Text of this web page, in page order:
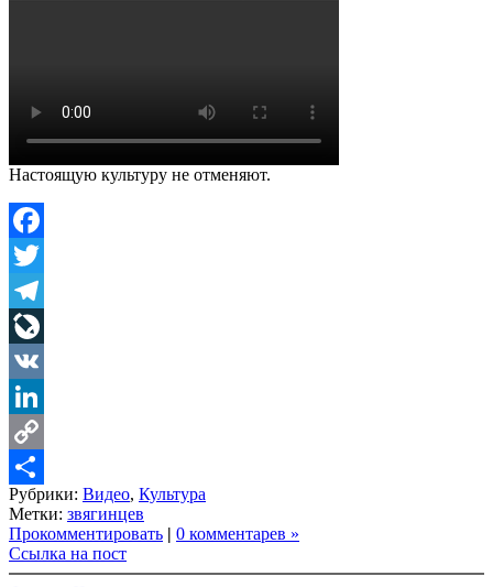
Настоящую культуру не отменяют.
Facebook
Twitter
Telegram
LiveJournal
VK
LinkedIn
Copy
Link
Share
Рубрики: Видео, Культура
Метки: звягинцев
Прокомментировать | 0 комментарев »
Ссылка на пост